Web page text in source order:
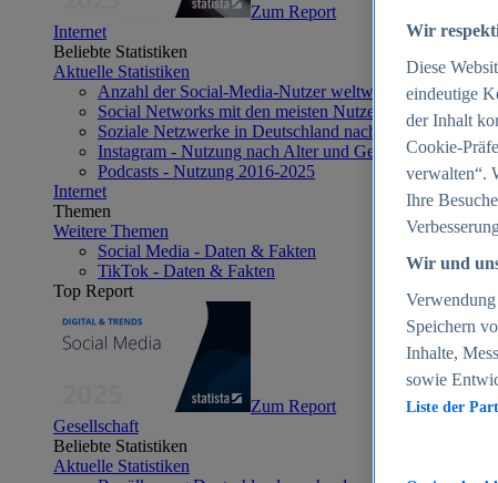
Zum Report
Internet
Beliebte Statistiken
Aktuelle Statistiken
Anzahl der Social-Media-Nutzer weltweit 2012-2025
Social Networks mit den meisten Nutzern weltweit 2025
Soziale Netzwerke in Deutschland nach Generationen
Instagram - Nutzung nach Alter und Geschlecht in
Podcasts - Nutzung 2016-2025
Internet
Themen
Weitere Themen
Social Media - Daten & Fakten
TikTok - Daten & Fakten
Top Report
Zum Report
Gesellschaft
Beliebte Statistiken
Aktuelle Statistiken
Wir
Diese
eindeutige
der Inhalt
Cookie-
verwalten“.
Ihre
Wir und
Speichern
Inhalte,
sowie
Liste der